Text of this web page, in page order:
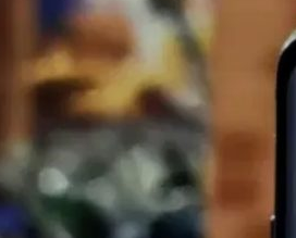
dos processos mais…
entre abril de 2026…
de 180 dias para…
confirmou que cidadãos dos
que chegaram…